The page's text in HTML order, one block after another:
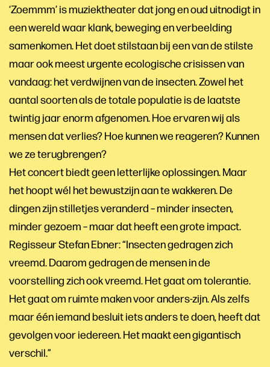
‘Zoemmm’ is muziektheater dat jong en oud uitnodigt in
een wereld waar klank, beweging en verbeelding
samenkomen. Het doet stilstaan bij een van de stilste
maar ook meest urgente ecologische crisissen van
vandaag: het verdwijnen van de insecten. Zowel het
aantal soorten als de totale populatie is de laatste
twintig jaar enorm afgenomen. Hoe ervaren wij als
mensen dat verlies? Hoe kunnen we reageren? Kunnen
we ze terugbrengen?
Het concert biedt geen letterlijke oplossingen. Maar
het hoopt wél het bewustzijn aan te wakkeren. De
dingen zijn stilletjes veranderd – minder insecten,
minder gezoem – maar dat heeft een grote impact.
Regisseur Stefan Ebner: “Insecten gedragen zich
vreemd. Daarom gedragen de mensen in de
voorstelling zich ook vreemd. Het gaat om tolerantie.
Het gaat om ruimte maken voor anders-zijn. Als zelfs
maar één iemand besluit iets anders te doen, heeft dat
gevolgen voor iedereen. Het maakt een gigantisch
verschil.”